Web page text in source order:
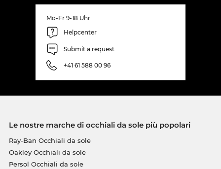
Mo-Fr 9-18 Uhr
Helpcenter
Submit a request
+41 61 588 00 96
Le nostre marche di occhiali da sole più popolari
Ray-Ban Occhiali da sole
Oakley Occhiali da sole
Persol Occhiali da sole